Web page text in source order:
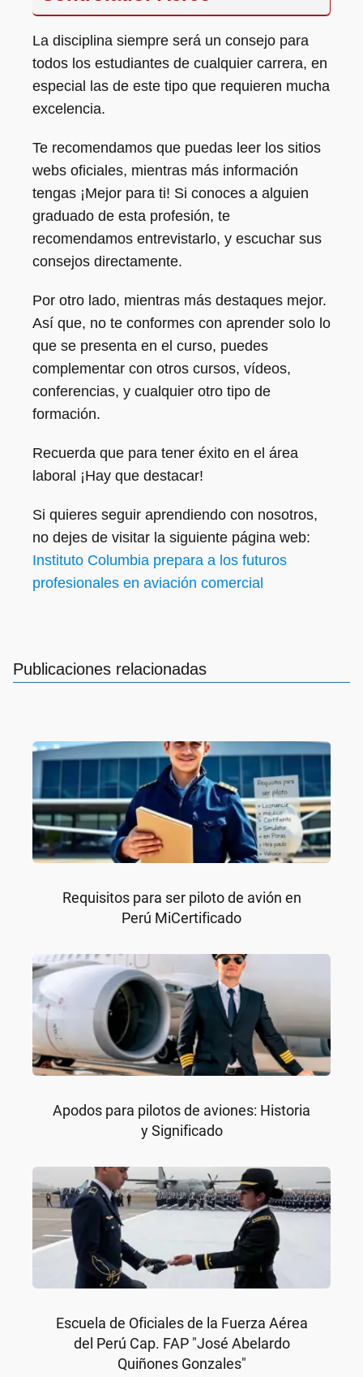
La disciplina siempre será un consejo para
todos los estudiantes de cualquier carrera, en
especial las de este tipo que requieren mucha
excelencia.
Te recomendamos que puedas leer los sitios
webs oficiales, mientras más información
tengas ¡Mejor para ti! Si conoces a alguien
graduado de esta profesión, te
recomendamos entrevistarlo, y escuchar sus
consejos directamente.
Por otro lado, mientras más destaques mejor.
Así que, no te conformes con aprender solo lo
que se presenta en el curso, puedes
complementar con otros cursos, vídeos,
conferencias, y cualquier otro tipo de
formación.
Recuerda que para tener éxito en el área
laboral ¡Hay que destacar!
Si quieres seguir aprendiendo con nosotros,
no dejes de visitar la siguiente página web:
Instituto Columbia prepara a los futuros
profesionales en aviación comercial
Publicaciones relacionadas
Requisitos para ser piloto de avión en
Perú MiCertificado
Apodos para pilotos de aviones: Historia
y Significado
Escuela de Oficiales de la Fuerza Aérea
del Perú Cap. FAP "José Abelardo
Quiñones Gonzales"